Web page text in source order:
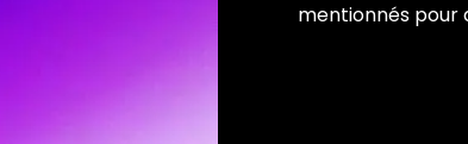
mentionnés pour